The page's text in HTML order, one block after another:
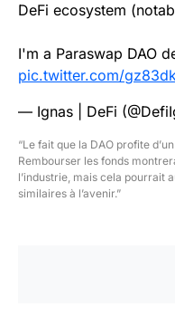
DeFi ecosystem
I'm a Paraswap DAO
pic.twitter.com/
— Ignas | DeFi
“Le fait que la DAO profite
Rembourser les fonds
l’industrie, mais cela pourrait
similaires à l’avenir.”